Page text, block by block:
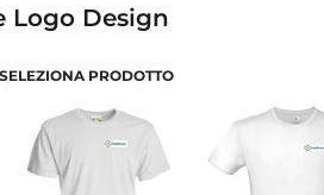
Logo Design
SELEZIONA PRODOTTO